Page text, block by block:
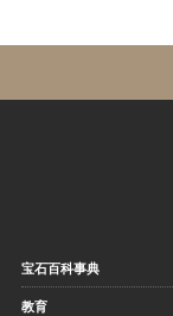
宝石百科事典
教育